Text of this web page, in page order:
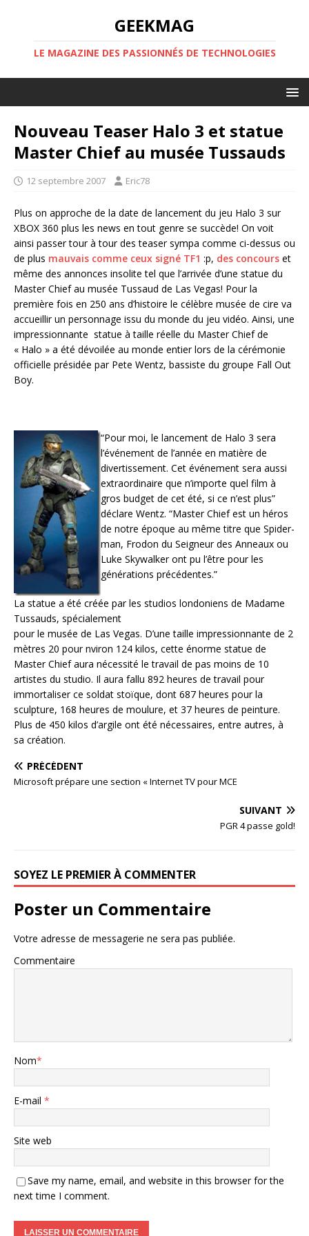
GEEKMAG
LE MAGAZINE DES PASSIONNÉS DE TECHNOLOGIES
Nouveau Teaser Halo 3 et statue
Master Chief au musée Tussauds
12 septembre 2007 Eric78
Plus on approche de la date de lancement du jeu Halo 3 sur
XBOX 360 plus les news en tout genre se succède! On voit
ainsi passer tour à tour des teaser sympa comme ci-dessus ou
de plus mauvais comme ceux signé TF1 :p, des concours et
même des annonces insolite tel que l’arrivée d’une statue du
Master Chief au musée Tussaud de Las Vegas! Pour la
première fois en 250 ans d’histoire le célèbre musée de cire va
accueillir un personnage issu du monde du jeu vidéo. Ainsi, une
impressionnante statue à taille réelle du Master Chief de
« Halo » a été dévoilée au monde entier lors de la cérémonie
officielle présidée par Pete Wentz, bassiste du groupe Fall Out
Boy.
“Pour moi, le lancement de Halo 3 sera
l’événement de l’année en matière de
divertissement. Cet événement sera aussi
extraordinaire que n’importe quel film à
gros budget de cet été, si ce n’est plus”
déclare Wentz. “Master Chief est un héros
de notre époque au même titre que Spider-
man, Frodon du Seigneur des Anneaux ou
Luke Skywalker ont pu l’être pour les
générations précédentes.”
La statue a été créée par les studios londoniens de Madame
Tussauds, spécialement
pour le musée de Las Vegas. D’une taille impressionnante de 2
mètres 20 pour nviron 124 kilos, cette énorme statue de
Master Chief aura nécessité le travail de pas moins de 10
artistes du studio. Il aura fallu 892 heures de travail pour
immortaliser ce soldat stoïque, dont 687 heures pour la
sculpture, 168 heures de moulure, et 37 heures de peinture.
Plus de 450 kilos d’argile ont été nécessaires, entre autres, à
sa création.
PRÉCÉDENT
Microsoft prépare une section « Internet TV pour MCE
SUIVANT
PGR 4 passe gold!
SOYEZ LE PREMIER À COMMENTER
Poster un Commentaire
Votre adresse de messagerie ne sera pas publiée.
Commentaire
Nom*
E-mail *
Site web
Save my name, email, and website in this browser for the
next time I comment.